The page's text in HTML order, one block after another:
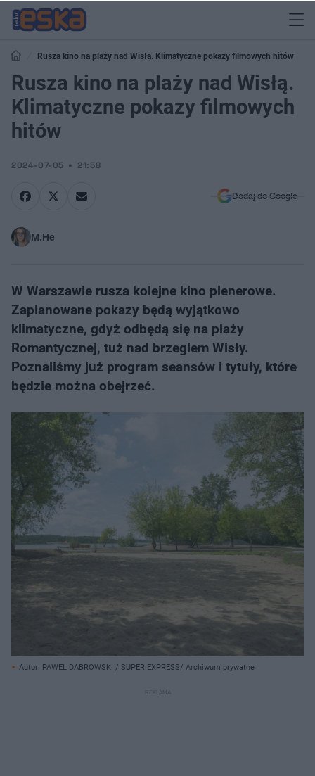
Rusza kino na plaży nad Wisłą. Klimatyczne pokazy filmowych hitów
Rusza kino na plaży nad Wisłą.
Klimatyczne pokazy filmowych
hitów
2024-07-05 21:58
Dodaj do Google
M.He
W Warszawie rusza kolejne kino plenerowe.
Zaplanowane pokazy będą wyjątkowo
klimatyczne, gdyż odbędą się na plaży
Romantycznej, tuż nad brzegiem Wisły.
Poznaliśmy już program seansów i tytuły, które
będzie można obejrzeć.
Autor: PAWEL DABROWSKI / SUPER EXPRESS/ Archiwum prywatne